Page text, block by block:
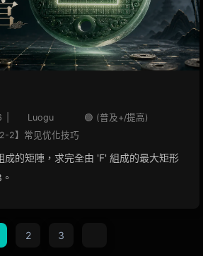
Luogu
🟢 (普及+/提高)
2-2】常见优化技巧
成的矩陣，求完全由 'F' 組成的最大矩形
2 3